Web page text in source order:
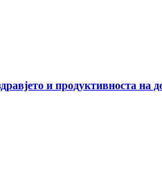
и продуктивноста